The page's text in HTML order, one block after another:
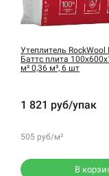
Утеплитель RockWool
Баттс плита
м² 0,36 м³, 6 шт
1 821 руб/упак
505 руб/м²
В